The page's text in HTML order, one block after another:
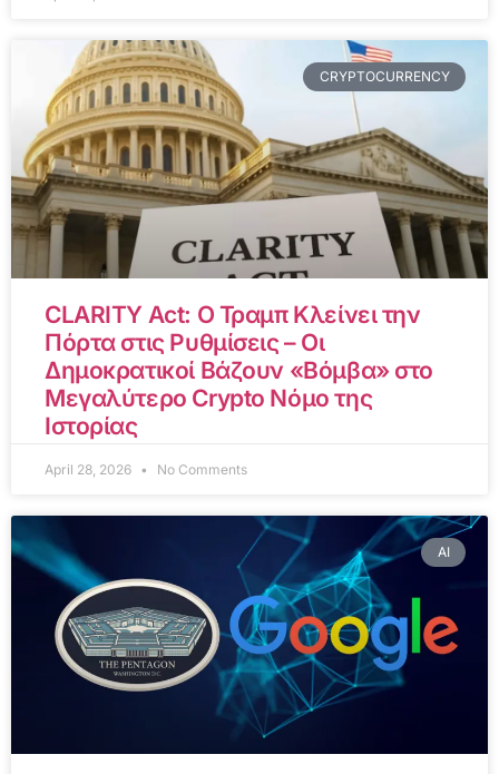
CRYPTOCURRENCY
CLARITY Act: Ο Τραμπ Κλείνει την
Πόρτα στις Ρυθμίσεις – Οι
Δημοκρατικοί Βάζουν «Βόμβα» στο
Μεγαλύτερο Crypto Νόμο της
Ιστορίας
April 28, 2026 No Comments
AI